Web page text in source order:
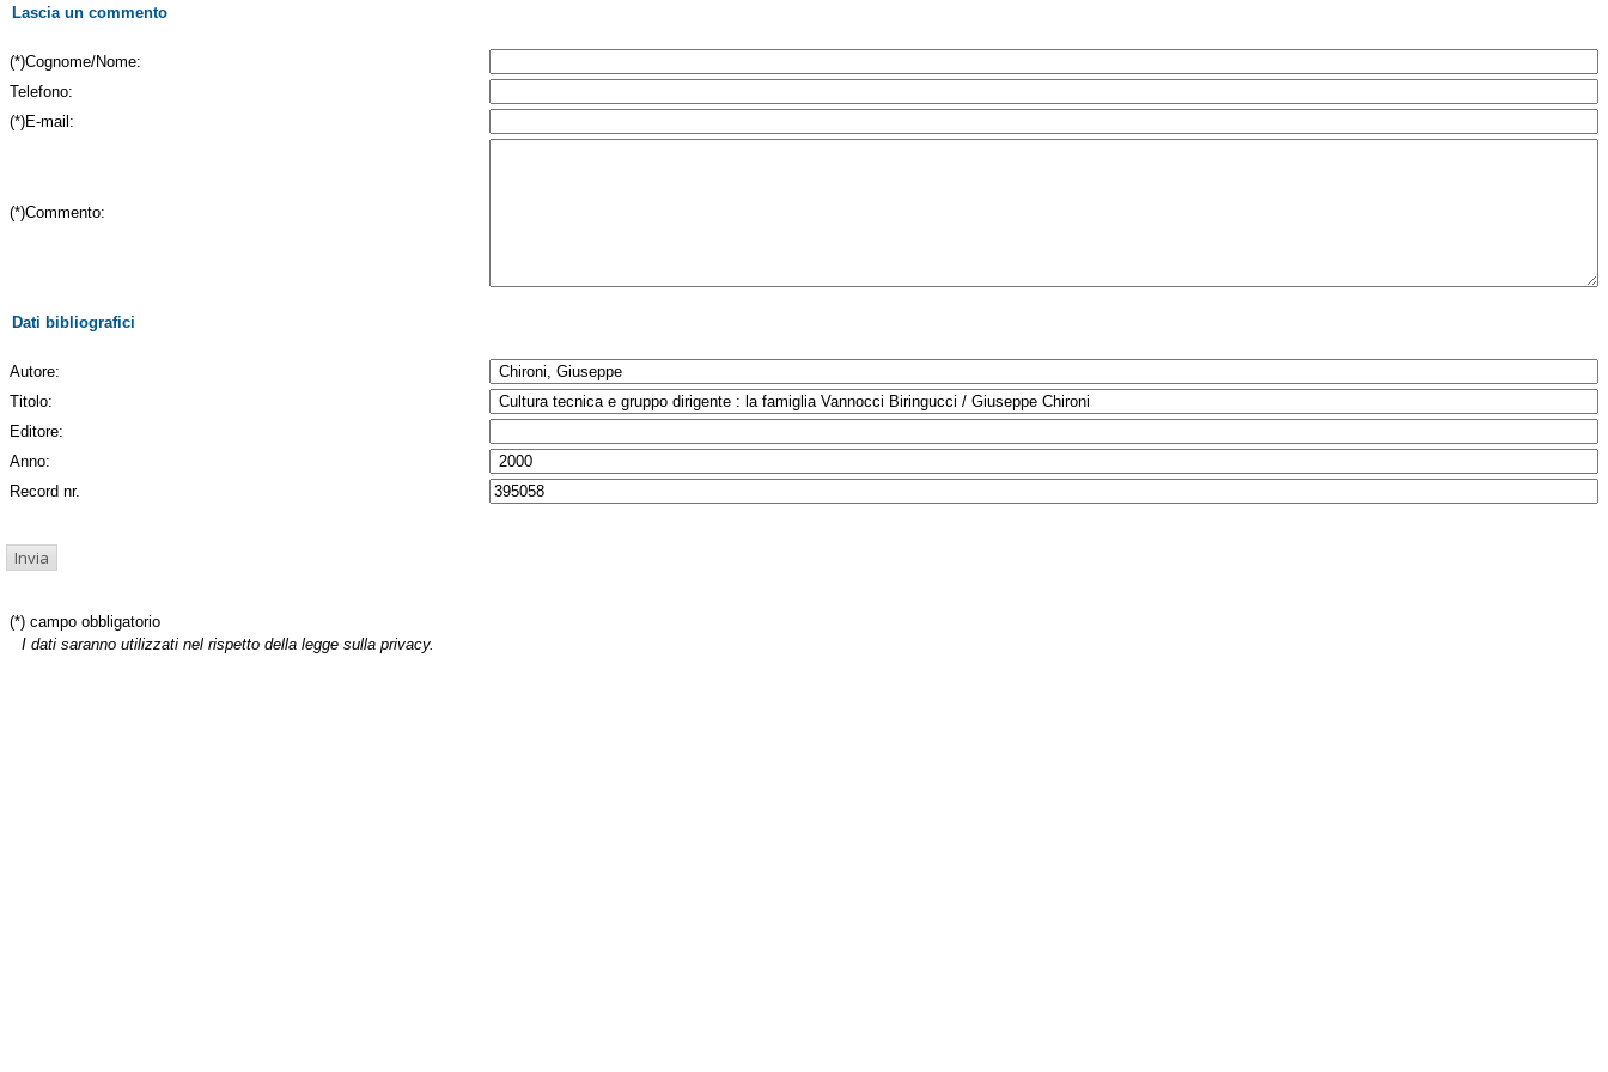
Lascia un commento
(*)Cognome/Nome:
Telefono:
(*)E-mail:
(*)Commento:
Dati bibliografici
Autore:
Titolo:
Editore:
Anno:
Record nr.
(*) campo obbligatorio
I dati saranno utilizzati nel rispetto della legge sulla privacy.